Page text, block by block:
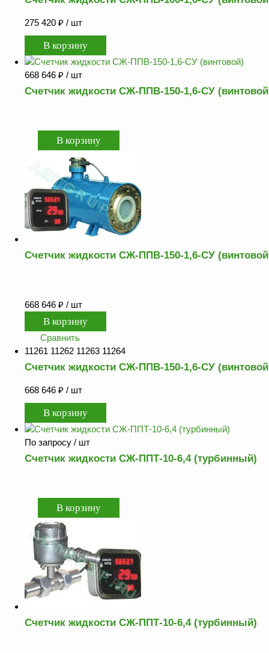
275 420 ₽ / шт
668 646 ₽ / шт
Счетчик жидкости СЖ-ППВ-150-1,6-СУ
Счетчик жидкости СЖ-ППВ-150-1,6-СУ
668 646 ₽ / шт
Сравнить
11261 11262 11263 11264
Счетчик жидкости СЖ-ППВ-150-1,6-СУ
668 646 ₽ / шт
По запросу / шт
Счетчик жидкости СЖ-ППТ-10-6,4 (турбинный)
Счетчик жидкости СЖ-ППТ-10-6,4 (турбинный)